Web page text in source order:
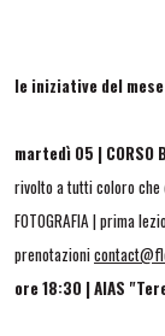
le iniziative del mese
martedì 05 |
rivolto a tutti coloro che
FOTOGRAFIA | prima
prenotazioni
ore 18:30 | AIAS